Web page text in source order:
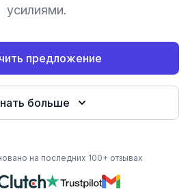
усилиями.
предложение
больше
на последних 100+ отзывах